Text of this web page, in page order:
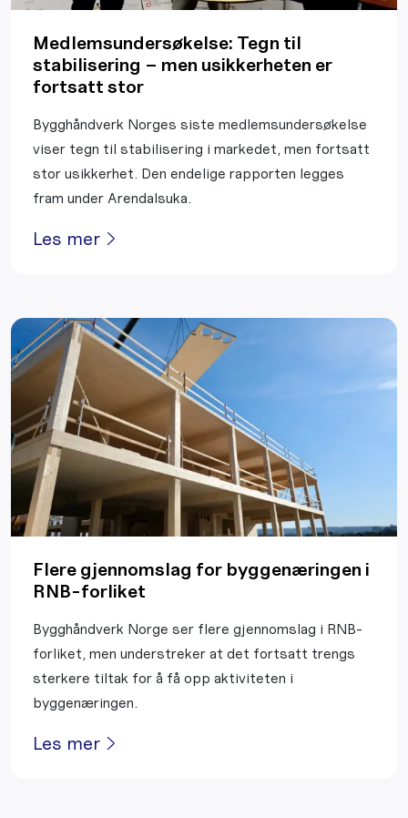
Medlemsundersøkelse: Tegn til
stabilisering – men usikkerheten er
fortsatt stor
Bygghåndverk Norges siste medlemsundersøkelse
viser tegn til stabilisering i markedet, men fortsatt
stor usikkerhet. Den endelige rapporten legges
fram under Arendalsuka.
Les mer
Flere gjennomslag for byggenæringen i
RNB-forliket
Bygghåndverk Norge ser flere gjennomslag i RNB-
forliket, men understreker at det fortsatt trengs
sterkere tiltak for å få opp aktiviteten i
byggenæringen.
Les mer